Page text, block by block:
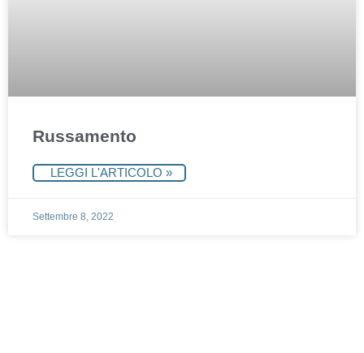
Russamento
LEGGI L'ARTICOLO »
Settembre 8, 2022